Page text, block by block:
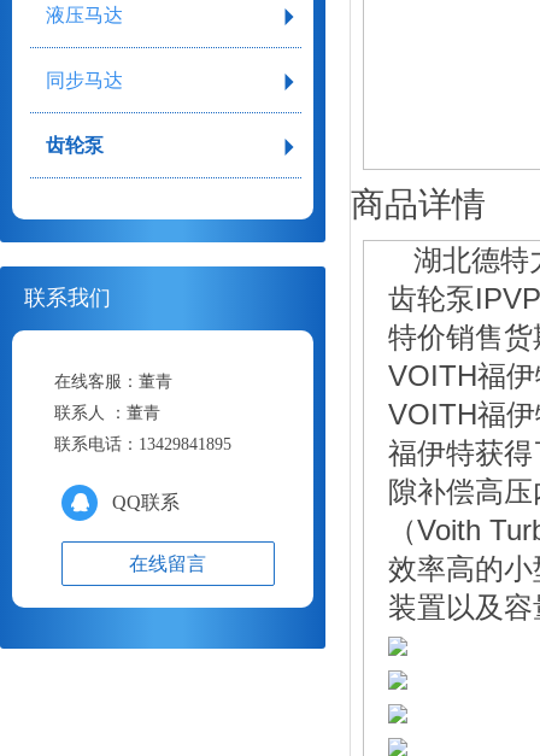
液压马达
同步马达
齿轮泵
联系我们
在线客服：董青
联系人 ：董青
联系电话： 13429841895
QQ联系
在线留言
商品详情
湖北德特
齿轮泵
特价销售
VOITH福
VOITH福
福伊特获
隙补偿高
（Voith
效率高的
装置以及